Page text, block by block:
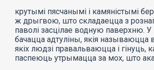
крутымі пясчанымі і камяністымі
ж дрыгвою, што складаецца з
паволі засцілае водную паверхню. У
бачацца адтуліны, якія называюцца
якіх людзі правальваюцца і гінуць,
паспеюць утрымацца за мох, што